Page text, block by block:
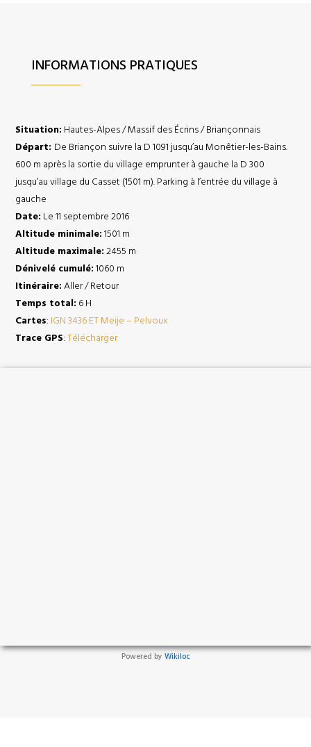
INFORMATIONS PRATIQUES
Situation: Hautes-Alpes / Massif des Écrins / Briançonnais
Départ: De Briançon suivre la D 1091 jusqu’au Monêtier-les-Bains.
600 m après la sortie du village emprunter à gauche la D 300
jusqu’au village du Casset (1501 m). Parking à l’entrée du village à
gauche
Date: Le 11 septembre 2016
Altitude minimale: 1501 m
Altitude maximale: 2455 m
Dénivelé cumulé: 1060 m
Itinéraire: Aller / Retour
Temps total: 6 H
Cartes: IGN 3436 ET Meije – Pelvoux
Trace GPS:Télécharger
Powered by Wikiloc